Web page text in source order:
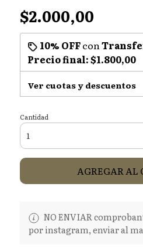
$2.000,00
10% OFFcon
Precio final:$1.800,00
Ver cuotas y descuentos
Cantidad
AGREGAR AL
NO ENVIAR
por instagram, enviar al